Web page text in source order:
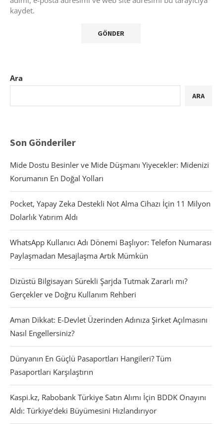
kaydet.
Ara
ARA
Son Gönderiler
Mide Dostu Besinler ve Mide Düşmanı Yiyecekler: Midenizi
Korumanın En Doğal Yolları
Pocket, Yapay Zeka Destekli Not Alma Cihazı İçin 11 Milyon
Dolarlık Yatırım Aldı
WhatsApp Kullanıcı Adı Dönemi Başlıyor: Telefon Numarası
Paylaşmadan Mesajlaşma Artık Mümkün
Dizüstü Bilgisayarı Sürekli Şarjda Tutmak Zararlı mı?
Gerçekler ve Doğru Kullanım Rehberi
Aman Dikkat: E-Devlet Üzerinden Adınıza Şirket Açılmasını
Nasıl Engellersiniz?
Dünyanın En Güçlü Pasaportları Hangileri? Tüm
Pasaportları Karşılaştırın
Kaspi.kz, Rabobank Türkiye Satın Alımı İçin BDDK Onayını
Aldı: Türkiye’deki Büyümesini Hızlandırıyor